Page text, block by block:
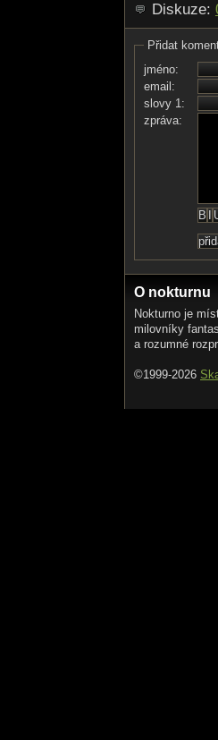
Diskuze:
Přidat
jméno:
email:
slovy 1:
zpráva:
O nokturnu
Nokturno je
milovníky
a rozumné
©1999-2026